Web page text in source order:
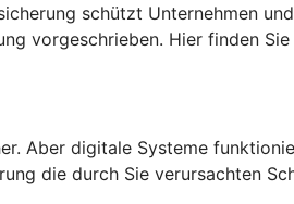
schützt Unternehmen
vorgeschrieben. Hier finden
Aber digitale Systeme
die durch Sie verursachten